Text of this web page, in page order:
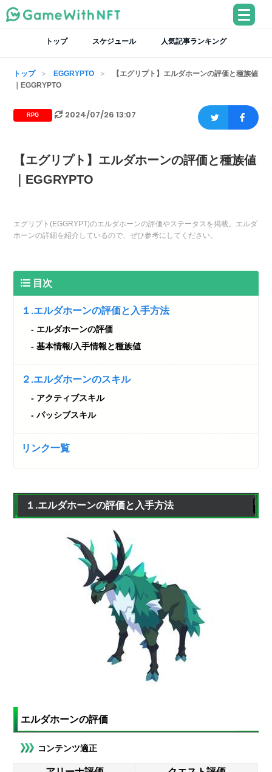
トップ スケジュール 人気記事ランキング
トップ EGGRYPTO
【エグリプト】エルダホーンの評価と種族値
｜EGGRYPTO
RPG 2024/07/26 13:07
【エグリプト】エルダホーンの評価と種族値
｜EGGRYPTO
エグリプト(EGGRYPT)のエルダホーンの評価やステータスを掲載。エルダ
ホーンの詳細を紹介しているので、ぜひ参考にしてください。
目次
１.エルダホーンの評価と入手方法
エルダホーンの評価
基本情報/入手情報と種族値
２.エルダホーンのスキル
アクティブスキル
パッシブスキル
リンク一覧
１.エルダホーンの評価と入手方法
エルダホーンの評価
コンテンツ適正